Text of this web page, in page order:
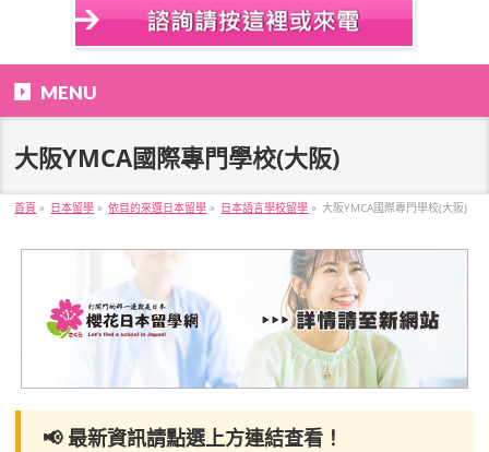
MENU
大阪YMCA國際專門學校(大阪)
首頁 » 日本留學 » 依目的來選日本留學 » 日本語言學校留學 » 大阪YMCA國際專門學校(大阪)
📢 最新資訊請點選上方連結查看！